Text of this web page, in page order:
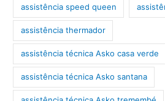
assistência speed queen
assistência thermador
assistência técnica Asko casa verde
assistência técnica Asko santana